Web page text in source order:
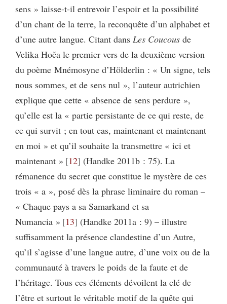
sens » laisse-t-il entrevoir l’espoir et la possibilité
d’un chant de la terre, la reconquête d’un alphabet et
d’une autre langue. Citant dans Les Coucous de
Velika Hoča le premier vers de la deuxième version
du poème Mnémosyne d’Hölderlin : « Un signe, tels
nous sommes, et de sens nul », l’auteur autrichien
explique que cette « absence de sens perdure »,
qu’elle est la « partie persistante de ce qui reste, de
ce qui survit ; en tout cas, maintenant et maintenant
en moi » et qu’il souhaite la transmettre « ici et
maintenant » 12 (Handke 2011b : 75). La
rémanence du secret que constitue le mystère de ces
trois « a », posé dès la phrase liminaire du roman –
« Chaque pays a sa Samarkand et sa
Numancia » 13 (Handke 2011a : 9) – illustre
suffisamment la présence clandestine d’un Autre,
qu’il s’agisse d’une langue autre, d’une voix ou de la
communauté à travers le poids de la faute et de
l’héritage. Tous ces éléments dévoilent la clé de
l’être et surtout le véritable motif de la quête qui